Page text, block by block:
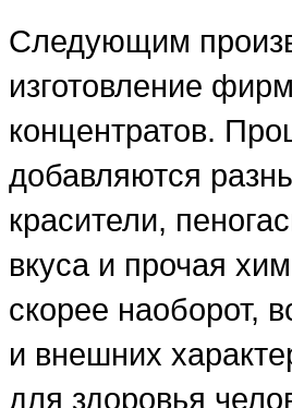
Следующим
изготовление
концентратов.
добавляются
красители,
вкуса и прочая
скорее наоборот,
и внешних
для здоровья